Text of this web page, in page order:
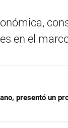
en el
presentó un